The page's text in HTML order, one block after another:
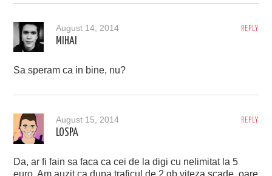
REPLY
August 14, 2014
MIHAI
Sa speram ca in bine, nu?
REPLY
August 15, 2014
LOSPA
Da, ar fi fain sa faca ca cei de la digi cu nelimitat la 5